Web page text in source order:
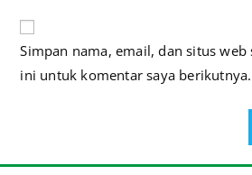
Simpan nama, email, dan situs web
ini untuk komentar saya berikutnya.